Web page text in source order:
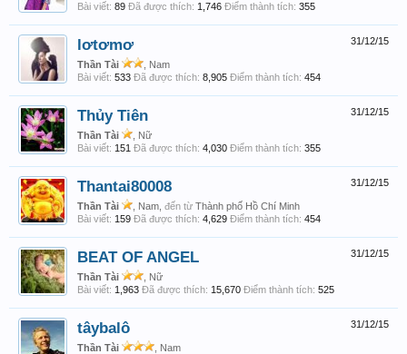
Bài viết: 89 Đã được thích: 1,746 Điểm thành tích: 355
31/12/15
lơtơmơ
Thần Tài
, Nam
Bài viết: 533 Đã được thích: 8,905 Điểm thành tích: 454
31/12/15
Thủy Tiên
Thần Tài
, Nữ
Bài viết: 151 Đã được thích: 4,030 Điểm thành tích: 355
31/12/15
Thantai80008
Thần Tài , Nam, đến từ Thành phố Hồ Chí Minh
Bài viết: 159 Đã được thích: 4,629 Điểm thành tích: 454
31/12/15
BEAT OF ANGEL
Thần Tài
, Nữ
Bài viết: 1,963 Đã được thích: 15,670 Điểm thành tích: 525
31/12/15
tâybalô
Thần Tài
, Nam